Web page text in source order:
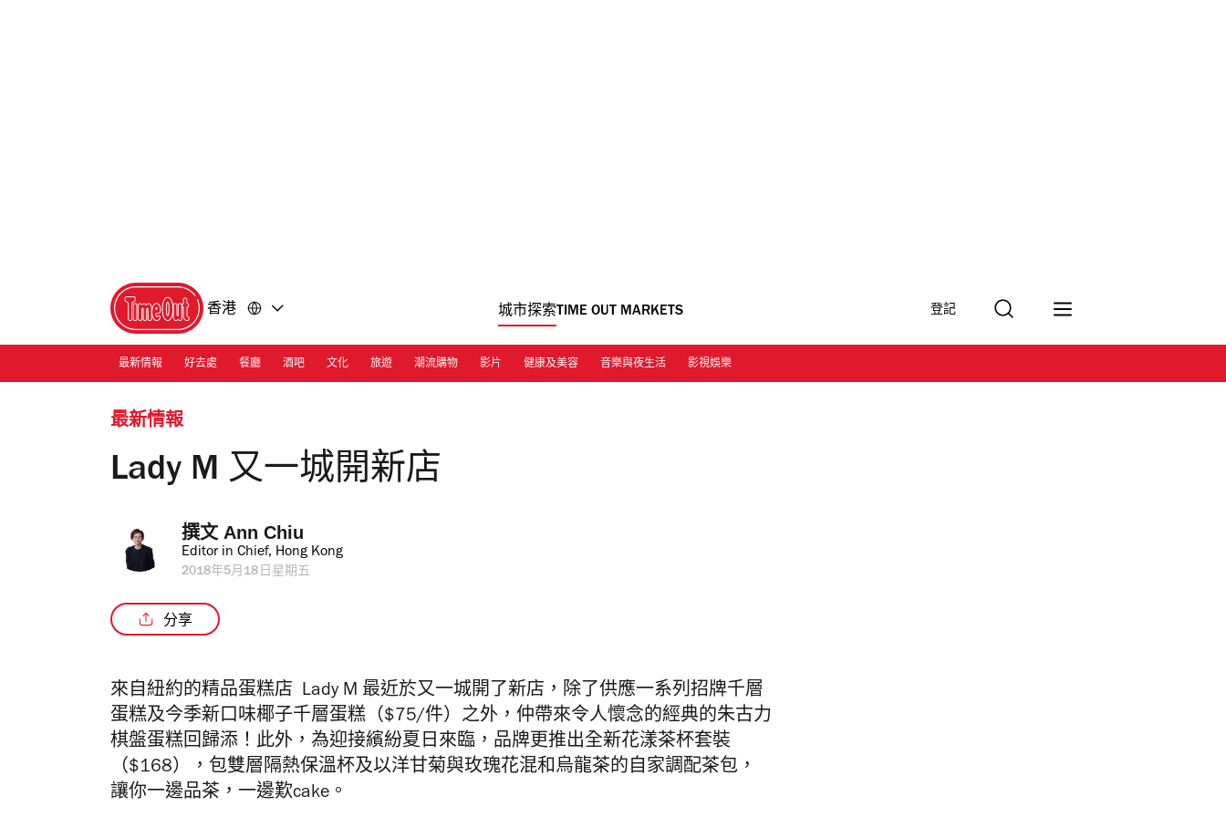
香港 城市探索TIME OUT MARKETS 登記
最新情報 好去處 餐廳 酒吧 文化 旅遊 潮流購物 影片 健康及美容 音樂與夜生活 影視娛樂
最新情報
Lady M 又一城開新店
撰文 Ann Chiu
Editor in Chief, Hong Kong
2018年5月18日星期五
分享
來自紐約的精品蛋糕店 Lady M 最近於又一城開了新店，除了供應一系列招牌千層
蛋糕及今季新口味椰子千層蛋糕（$75/件）之外 ，仲帶來令人懷念的經典的朱古力
棋盤蛋糕回歸添！此外，為迎接繽紛夏日來臨，品牌更推出全新花漾茶杯套裝
（$168）
，包雙層隔熱保溫杯及以洋甘菊與玫瑰花混和烏龍茶的自家調配茶包，
讓你一邊品茶，一邊歎cake 。